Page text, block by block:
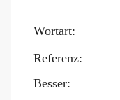
Blog
Wortart:
Referenz:
Besser: